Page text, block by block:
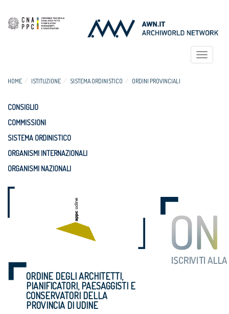
Toggle
HOME ISTITUZIONE SISTEMA ORDINISTICO ORDINI PROVINCIALI
CONSIGLIO
COMMISSIONI
SISTEMA ORDINISTICO
ORGANISMI INTERNAZIONALI
ORGANISMI NAZIONALI
ORDINE DEGLI ARCHITETTI,
PIANIFICATORI, PAESAGGISTI E
CONSERVATORI DELLA
PROVINCIA DI UDINE